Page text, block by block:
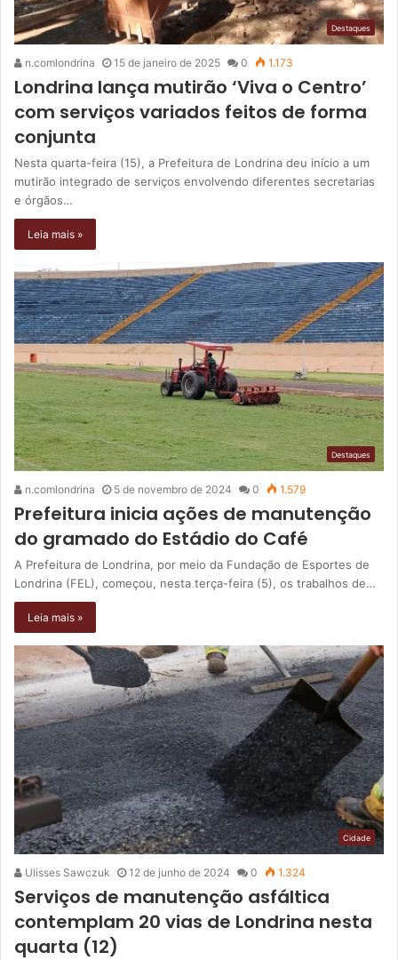
Destaques
n.comlondrina 15 de janeiro de 2025 0 1.173
Londrina lança mutirão ‘Viva o Centro’
com serviços variados feitos de forma
conjunta
Nesta quarta-feira (15), a Prefeitura de Londrina deu início a um
mutirão integrado de serviços envolvendo diferentes secretarias
e órgãos…
Leia mais »
Destaques
n.comlondrina 5 de novembro de 2024 0 1.579
Prefeitura inicia ações de manutenção
do gramado do Estádio do Café
A Prefeitura de Londrina, por meio da Fundação de Esportes de
Londrina (FEL), começou, nesta terça-feira (5), os trabalhos de…
Leia mais »
Cidade
Ulisses Sawczuk 12 de junho de 2024 0 1.324
Serviços de manutenção asfáltica
contemplam 20 vias de Londrina nesta
quarta (12)